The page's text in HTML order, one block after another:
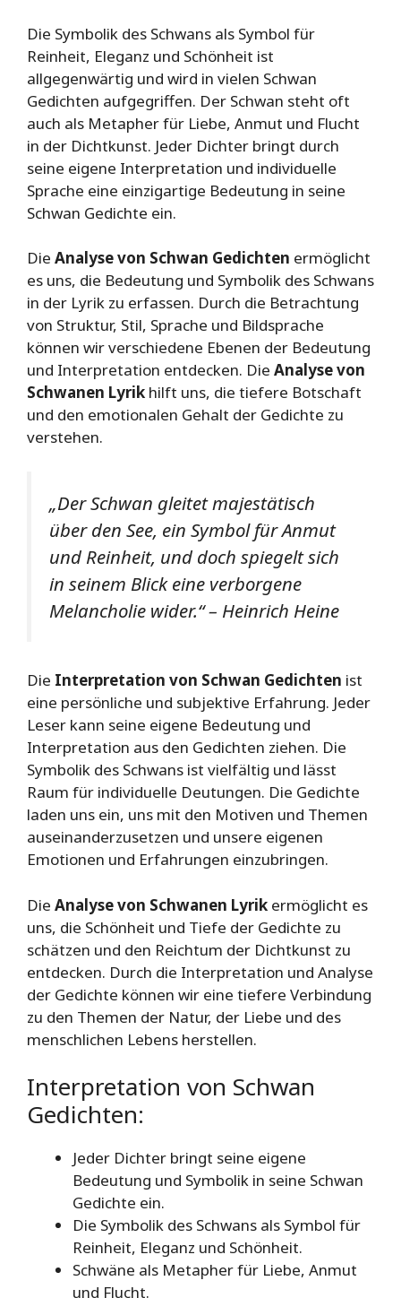
Die Symbolik des Schwans als Symbol für
Reinheit, Eleganz und Schönheit ist
allgegenwärtig und wird in vielen Schwan
Gedichten aufgegriffen. Der Schwan steht oft
auch als Metapher für Liebe, Anmut und Flucht
in der Dichtkunst. Jeder Dichter bringt durch
seine eigene Interpretation und individuelle
Sprache eine einzigartige Bedeutung in seine
Schwan Gedichte ein.
Die Analyse von Schwan Gedichten ermöglicht
es uns, die Bedeutung und Symbolik des Schwans
in der Lyrik zu erfassen. Durch die Betrachtung
von Struktur, Stil, Sprache und Bildsprache
können wir verschiedene Ebenen der Bedeutung
und Interpretation entdecken. Die Analyse von
Schwanen Lyrik hilft uns, die tiefere Botschaft
und den emotionalen Gehalt der Gedichte zu
verstehen.
„Der Schwan gleitet majestätisch
über den See, ein Symbol für Anmut
und Reinheit, und doch spiegelt sich
in seinem Blick eine verborgene
Melancholie wider.“ – Heinrich Heine
Die Interpretation von Schwan Gedichten ist
eine persönliche und subjektive Erfahrung. Jeder
Leser kann seine eigene Bedeutung und
Interpretation aus den Gedichten ziehen. Die
Symbolik des Schwans ist vielfältig und lässt
Raum für individuelle Deutungen. Die Gedichte
laden uns ein, uns mit den Motiven und Themen
auseinanderzusetzen und unsere eigenen
Emotionen und Erfahrungen einzubringen.
Die Analyse von Schwanen Lyrik ermöglicht es
uns, die Schönheit und Tiefe der Gedichte zu
schätzen und den Reichtum der Dichtkunst zu
entdecken. Durch die Interpretation und Analyse
der Gedichte können wir eine tiefere Verbindung
zu den Themen der Natur, der Liebe und des
menschlichen Lebens herstellen.
Interpretation von Schwan
Gedichten:
Jeder Dichter bringt seine eigene
Bedeutung und Symbolik in seine Schwan
Gedichte ein.
Die Symbolik des Schwans als Symbol für
Reinheit, Eleganz und Schönheit.
Schwäne als Metapher für Liebe, Anmut
und Flucht.